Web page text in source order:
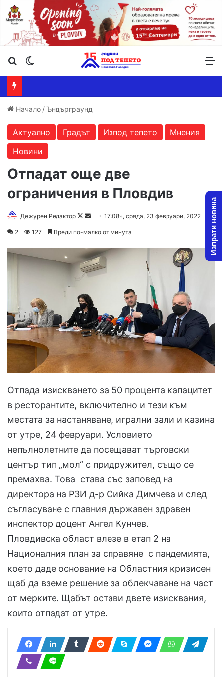
Търсене ...
Начало /Ъндърграунд
Актуално Градът Изпод тепето
Мнения
Новини
Отпадат още две
ограничения в Пловдив
Дежурен Редактор
F
l
o
w
n
X
d
a
n
m
i
l
17:08ч, сряда, 23 февруари, 2022
2 127 Преди по-малко от минута
Отпада изискването за 50 процента капацитет
в ресторантите, включително и тези към
местата за настаняване, игрални зали и казина
от утре, 24 февруари. Условието
непълнолетните да посещават търговски
център тип „мол“ с придружител, също се
премахва. Това става със заповед на
директора на РЗИ д-р Сийка Димчева и след
съгласуване с главния държавен здравен
инспектор доцент Ангел Кунчев.
Пловдивска област влезе в етап 2 на
Националния план за справяне с пандемията,
което даде основание на Областния кризисен
щаб да вземе решение за облекчаване на част
от мерките. Щабът остави двете изисквания,
които отпадат от утре.
Изпрати новина